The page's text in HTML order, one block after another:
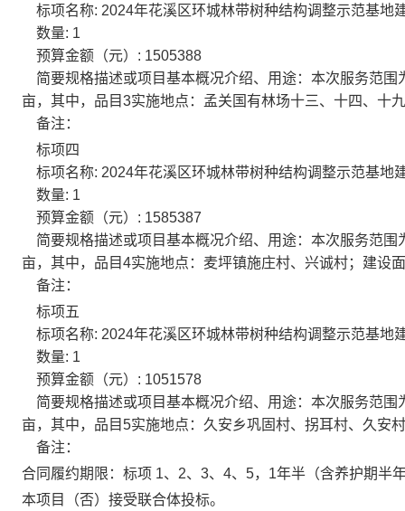
标项名称: 2024年花溪区环城林带树种结构调整示范基地
数量: 1
预算金额（元）: 1505388
简要规格描述或项目基本概况介绍、用途： 本次服务范围
亩，其中，品目3实施地点：孟关国有林场十三、十四、十
备注：
标项四
标项名称: 2024年花溪区环城林带树种结构调整示范基地
数量: 1
预算金额（元）: 1585387
简要规格描述或项目基本概况介绍、用途： 本次服务范围
亩，其中，品目4实施地点：麦坪镇施庄村、兴诚村；建设
备注：
标项五
标项名称: 2024年花溪区环城林带树种结构调整示范基地
数量: 1
预算金额（元）: 1051578
简要规格描述或项目基本概况介绍、用途： 本次服务范围
亩，其中，品目5实施地点：久安乡巩固村、拐耳村、久安
备注：
合同履约期限： 标项 1、2、3、4、5，1年半（含养护期半
本项目（否）接受联合体投标。